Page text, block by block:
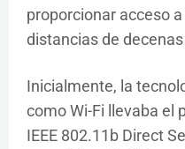
proporcionar acceso
distancias de
Inicialmente, la
como Wi-Fi llevaba el
IEEE 802.11b Direct